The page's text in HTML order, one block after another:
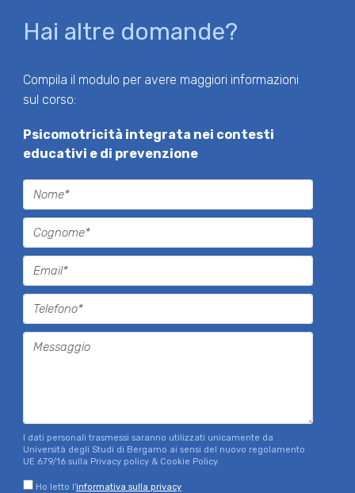
Hai altre domande?
Compila il modulo per avere maggiori informazioni
sul corso:
Psicomotricità integrata nei contesti
educativi e di prevenzione
I dati personali trasmessi saranno utilizzati unicamente da
Università degli Studi di Bergamo ai sensi del nuovo regolamento
UE 679/16 sulla Privacy policy & Cookie Policy.
Ho letto l'informativa sulla privacy